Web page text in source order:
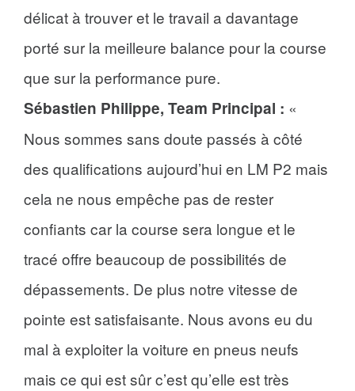
délicat à trouver et le travail a davantage
porté sur la meilleure balance pour la course
que sur la performance pure.
Sébastien Philippe, Team Principal : «
Nous sommes sans doute passés à côté
des qualifications aujourd’hui en LM P2 mais
cela ne nous empêche pas de rester
confiants car la course sera longue et le
tracé offre beaucoup de possibilités de
dépassements. De plus notre vitesse de
pointe est satisfaisante. Nous avons eu du
mal à exploiter la voiture en pneus neufs
mais ce qui est sûr c’est qu’elle est très